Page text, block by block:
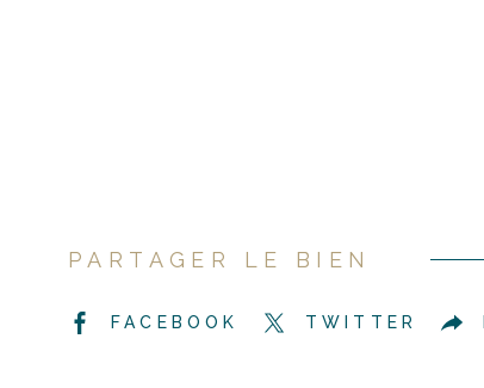
PARTAGER LE BIEN
FACEBOOK TWITTER